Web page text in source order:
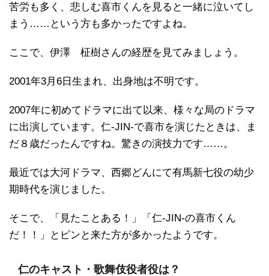
苦労も多く、悲しむ喜市くんを見ると一緒に泣いてし
まう……という方も多かったですよね。
ここで、伊澤 柾樹さんの経歴を見てみましょう。
2001年3月6日生まれ、出身地は不明です。
2007年に初めてドラマに出て以来、様々な局のドラマ
に出演しています。仁-JIN-で喜市を演じたときは、ま
だ８歳だったんですね。驚きの演技力です……。
最近では大河ドラマ、西郷どんにて有馬新七役の幼少
期時代を演じました。
そこで、「見たことある！」「仁-JIN-の喜市くん
だ！！」とピンと来た方が多かったようです。
仁のキャスト・歌舞伎役者役は？